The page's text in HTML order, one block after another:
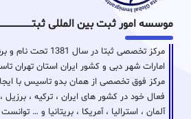
موسسه امور ثبت بین المللی
مرکز تخصصی ثبتا در
امارات شهر دبی و کشور ایران استان تهران
مرکز فوق تخصصی از همان بدو تاسیس با
فعال خود در کشور های ایران ، ترکیه ، برزیل ،
آلمان ، استرالیا ، آمریکا ، بریتانیا و …